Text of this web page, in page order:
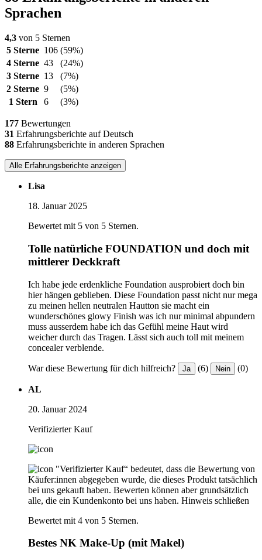
Sprachen
4,3 von 5 Sternen
5 Sterne 106 (59%)
4 Sterne 43
(24%)
3 Sterne 13
(7%)
2 Sterne 9
(5%)
1 Stern
6 (3%)
177 Bewertungen
31 Erfahrungsberichte auf Deutsch
88 Erfahrungsberichte in anderen Sprachen
Alle Erfahrungsberichte anzeigen
Lisa
18. Januar 2025
Bewertet mit 5 von 5 Sternen.
Tolle natürliche FOUNDATION und doch mit
mittlerer Deckkraft
Ich habe jede erdenkliche Foundation ausprobiert doch bin
hier hängen geblieben. Diese Foundation passt nicht nur mega
zu meinen hellen neutralen Hautton sie macht ein
wunderschönes glowy Finish was ich nur minimal abpundern
muss ausserdem habe ich das Gefühl meine Haut wird
weicher durch das Tragen. Lässt sich auch toll mit meinem
concealer verblende.
War diese Bewertung für dich hilfreich? Ja (6) Nein (0)
AL
20. Januar 2024
Verifizierter Kauf
"Verifizierter Kauf“ bedeutet, dass die Bewertung von
Käufer:innen abgegeben wurde, die dieses Produkt tatsächlich
bei uns gekauft haben. Bewerten können aber grundsätzlich
alle, die ein Kundenkonto bei uns haben. Hinweis schließen
Bewertet mit 4 von 5 Sternen.
Bestes NK Make-Up (mit Makel)